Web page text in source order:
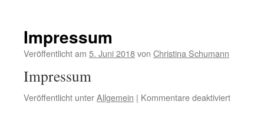
Impressum
Veröffentlicht am 5. Juni 2018von Christina Schumann
Impressum
Veröffentlicht unterAllgemein | Kommentare deaktiviertfür